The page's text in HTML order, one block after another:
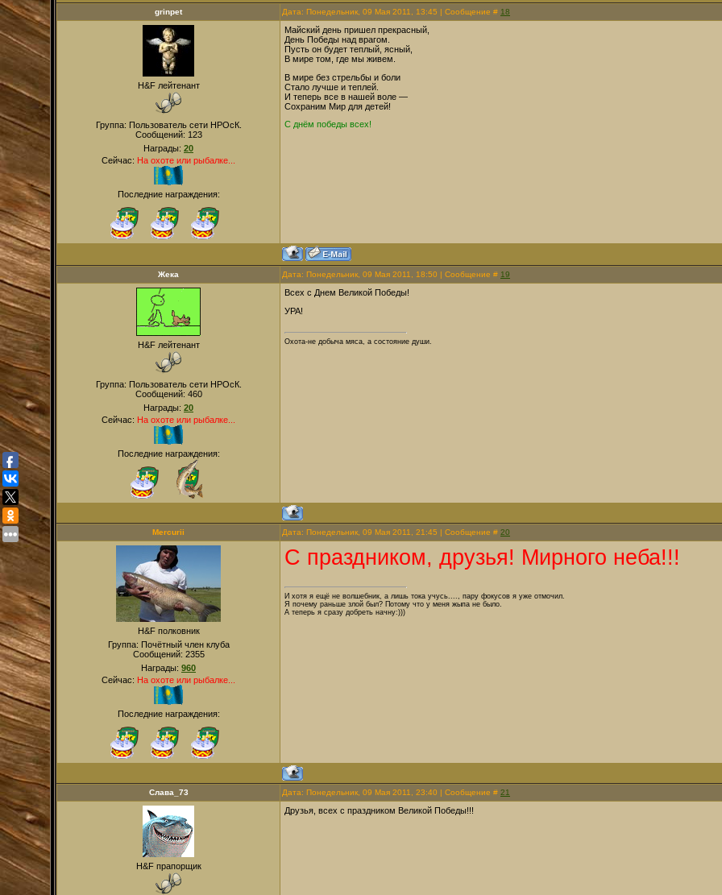
grinpet Дата: Понедельник, 09 Мая 2011, 13:45 | Сообщение # 18
H&F лейтенант
Группа: Пользователь сети НРОсК.
Сообщений: 123
Награды: 20
Сейчас: На охоте или рыбалке...
Последние награждения:
Майский день пришел прекрасный,
День Победы над врагом.
Пусть он будет теплый, ясный,
В мире том, где мы живем.
В мире без стрельбы и боли
Стало лучше и теплей.
И теперь все в нашей воле —
Сохраним Мир для детей!
С днём победы всех!
Жека Дата: Понедельник, 09 Мая 2011, 18:50 | Сообщение # 19
H&F лейтенант
Группа: Пользователь сети НРОсК.
Сообщений: 460
Награды: 20
Сейчас: На охоте или рыбалке...
Последние награждения:
Всех с Днем Великой Победы!
УРА!
Охота-не добыча мяса, а состояние души.
Mercurii Дата: Понедельник, 09 Мая 2011, 21:45 | Сообщение # 20
H&F полковник
Группа: Почётный член клуба
Сообщений: 2355
Награды: 960
Сейчас: На охоте или рыбалке...
Последние награждения:
C праздником, друзья! Мирного неба!!!
И хотя я ещё не волшебник, а лишь тока учусь...., пару фокусов я уже отмочил.
Я почему раньше злой был? Потому что у меня жыпа не было.
А теперь я сразу добреть начну:)))
Слава_73 Дата: Понедельник, 09 Мая 2011, 23:40 | Сообщение # 21
H&F прапорщик
Друзья, всех с праздником Великой Победы!!!